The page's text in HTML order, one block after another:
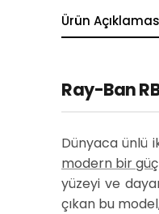
Ürün
Ray-Ban
Dünyaca ünlü
modern bir güç
yüzeyi ve
çıkan bu